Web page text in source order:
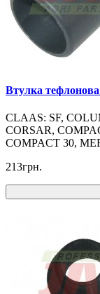
Втулка
CLAAS: SF,
CORSAR,
COMPACT 30,
213грн.